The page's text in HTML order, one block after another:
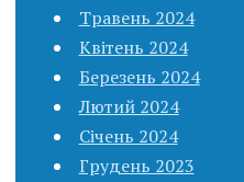
Травень 2024
Квітень 2024
Березень 2024
Лютий 2024
Січень 2024
Грудень 2023